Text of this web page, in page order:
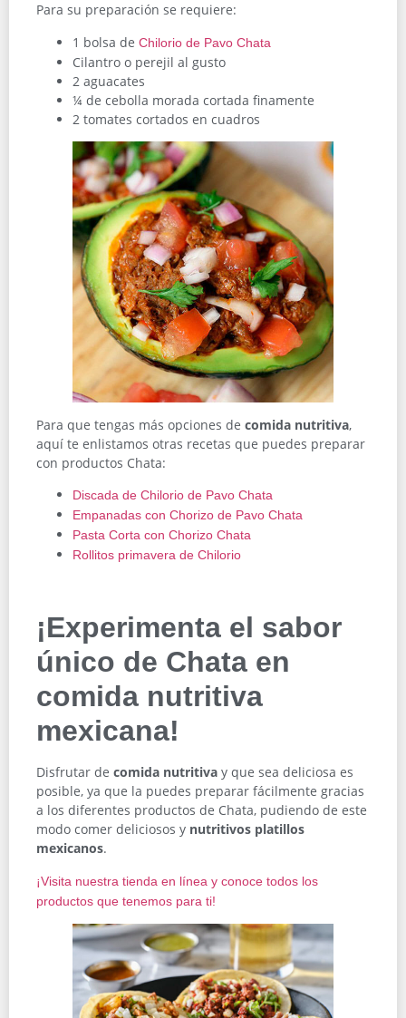
Para su preparación se requiere:
1 bolsa de Chilorio de Pavo Chata
Cilantro o perejil al gusto
2 aguacates
¼ de cebolla morada cortada finamente
2 tomates cortados en cuadros
Para que tengas más opciones de comida nutritiva,
aquí te enlistamos otras recetas que puedes preparar
con productos Chata:
Discada de Chilorio de Pavo Chata
Empanadas con Chorizo de Pavo Chata
Pasta Corta con Chorizo Chata
Rollitos primavera de Chilorio
¡Experimenta el sabor
único de Chata en
comida nutritiva
mexicana!
Disfrutar de comida nutritiva y que sea deliciosa es
posible, ya que la puedes preparar fácilmente gracias
a los diferentes productos de Chata, pudiendo de este
modo comer deliciosos y nutritivos platillos
mexicanos.
¡Visita nuestra tienda en línea y conoce todos los
productos que tenemos para ti!